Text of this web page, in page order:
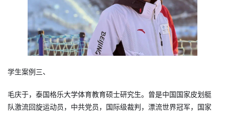
学生案例三、
毛庆于，泰国格乐大学体育教育硕士研究生。曾是中国国家皮划艇
队激流回旋运动员，中共党员，国际级裁判，漂流世界冠军，国家